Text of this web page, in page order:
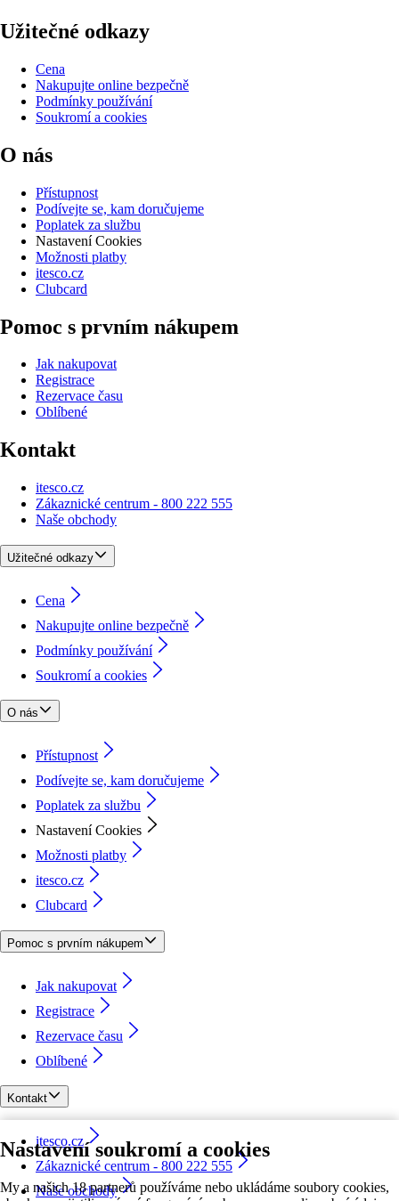
Nastavení soukromí a cookies
My a našich 18 partnerů používáme nebo ukládáme soubory cookies,
Užitečné odkazy
Cena
Nakupujte online bezpečně
Podmínky používání
Soukromí a cookies
O nás
Přístupnost
Podívejte se, kam doručujeme
Poplatek za službu
Nastavení Cookies
Možnosti platby
itesco.cz
Clubcard
Pomoc s prvním nákupem
Jak nakupovat
Registrace
Rezervace času
Oblíbené
Kontakt
itesco.cz
Zákaznické centrum - 800 222 555
Naše obchody
Užitečné odkazy
Cena
Nakupujte online bezpečně
Podmínky používání
Soukromí a cookies
O nás
Přístupnost
Podívejte se, kam doručujeme
Poplatek za službu
Nastavení Cookies
Možnosti platby
itesco.cz
Clubcard
Pomoc s prvním nákupem
Jak nakupovat
Registrace
Rezervace času
Oblíbené
Kontakt
itesco.cz
Zákaznické centrum - 800 222 555
Naše obchody